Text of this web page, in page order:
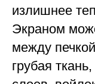
излишнее
Экраном
между
грубая